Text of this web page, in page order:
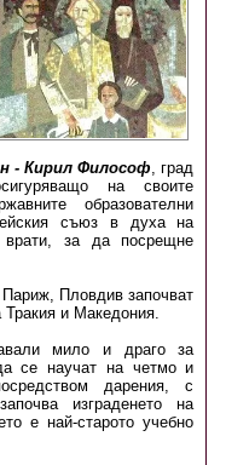
- Кирил Философ , град
на своите
образователни
съюз в духа на
врати, за да посрещне
Пловдив започват
и Македония.
мило и драго за
се научат на четмо и
дарения, с
изграденето на
е най-старото учебно